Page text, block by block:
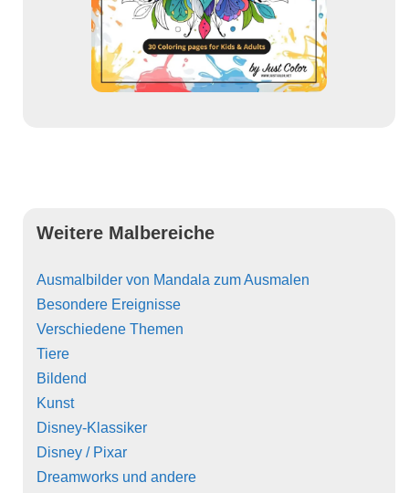
Weitere Malbereiche
Ausmalbilder von Mandala zum Ausmalen
Besondere Ereignisse
Verschiedene Themen
Tiere
Bildend
Kunst
Disney-Klassiker
Disney / Pixar
Dreamworks und andere